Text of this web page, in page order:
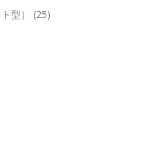
型） (25)